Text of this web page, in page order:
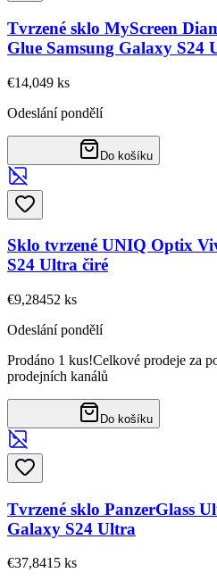
Tvrzené sklo MyScreen
Glue Samsung Galaxy S24
€14,049 ks
Odeslání pondělí
Do košíku
Sklo tvrzené UNIQ Optix
S24 Ultra čiré
€9,28452 ks
Odeslání pondělí
Prodáno 1 kus!Celkové prodeje za
prodejních kanálů
Do košíku
Tvrzené sklo PanzerGlass
Galaxy S24 Ultra
€37,8415 ks